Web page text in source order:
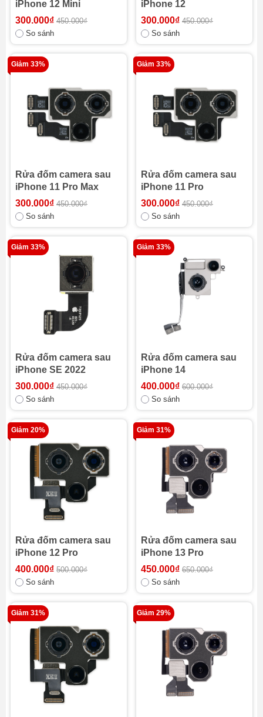
iPhone 12 Mini
300.000₫ 450.000₫
So sánh
iPhone 12
300.000₫ 450.000₫
So sánh
Giảm 33%
Rửa đốm camera sau
iPhone 11 Pro Max
300.000₫ 450.000₫
So sánh
Giảm 33%
Rửa đốm camera sau
iPhone 11 Pro
300.000₫ 450.000₫
So sánh
Giảm 33%
Rửa đốm camera sau
iPhone SE 2022
300.000₫ 450.000₫
So sánh
Giảm 33%
Rửa đốm camera sau
iPhone 14
400.000₫ 600.000₫
So sánh
Giảm 20%
Rửa đốm camera sau
iPhone 12 Pro
400.000₫ 500.000₫
So sánh
Giảm 31%
Rửa đốm camera sau
iPhone 13 Pro
450.000₫ 650.000₫
So sánh
Giảm 31% Giảm 29%